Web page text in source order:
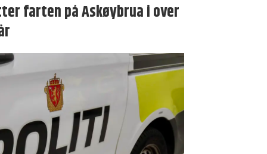
farten på Askøybrua i over